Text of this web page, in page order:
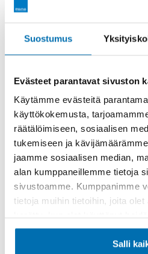
Suostumus
Evästeet parantavat sivuston
Käytämme evästeitä
käyttökokemusta,
räätälöimiseen, sosiaalisen
tukemiseen ja
jaamme sosiaalisen median,
alan kumppaneillemme tietoja
sivustoamme. Kumppanimme
tietoja muihin tietoihin, joita olet
Salli
Rahoitusaika (kk)
Käsiraha tai vaihtoauto